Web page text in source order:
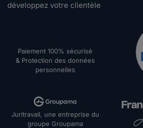
développez votre clientèle
Paiement 100% sécurisé
& Protection des données
personnelles
Juritravail, une entreprise du
groupe Groupama